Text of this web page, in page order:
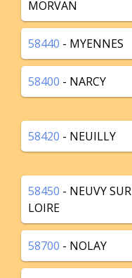
MORVAN
58440 - MYENNES
58400 - NARCY
58420 - NEUILLY
58450 - NEUVY SUR
LOIRE
58700 - NOLAY